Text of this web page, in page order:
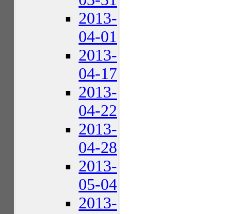
2013-
04-01
2013-
04-17
2013-
04-22
2013-
04-28
2013-
05-04
2013-